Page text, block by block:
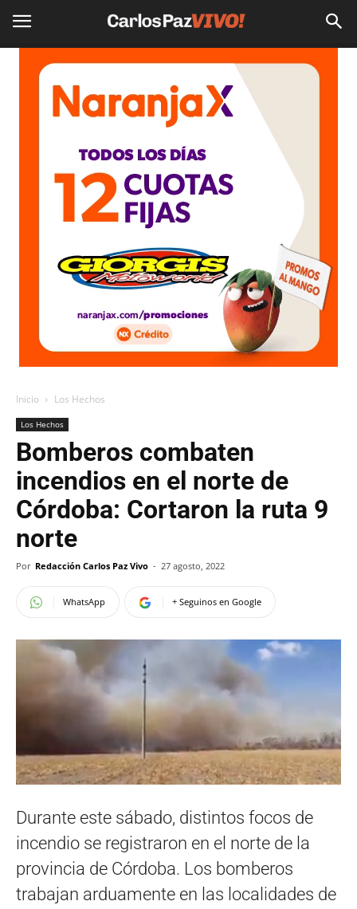
Inicio Los Hechos
Los Hechos
Bomberos combaten
incendios en el norte de
Córdoba: Cortaron la ruta 9
norte
Por Redacción Carlos Paz Vivo - 27 agosto, 2022
WhatsApp + Seguinos en Google
Durante este sábado, distintos focos de
incendio se registraron en el norte de la
provincia de Córdoba. Los bomberos
trabajan arduamente en las localidades de